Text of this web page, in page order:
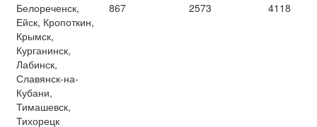
Белореченск,
Ейск, Кропоткин,
Крымск,
Курганинск,
Лабинск,
Славянск-на-
Кубани,
Тимашевск,
Тихорецк
867 2573 4118